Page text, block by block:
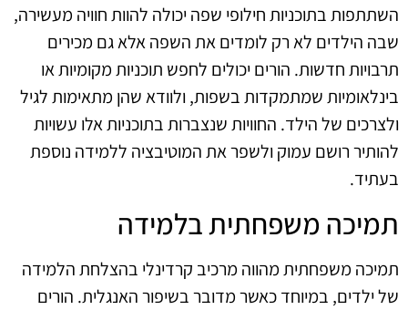
השתתפות בתוכניות חילופי שפה יכולה להוות חוויה מעשירה,
שבה הילדים לא רק לומדים את השפה אלא גם מכירים
תרבויות חדשות. הורים יכולים לחפש תוכניות מקומיות או
בינלאומיות שמתמקדות בשפות, ולוודא שהן מתאימות לגיל
ולצרכים של הילד. החוויות שנצברות בתוכניות אלו עשויות
להותיר רושם עמוק ולשפר את המוטיבציה ללמידה נוספת
בעתיד.
תמיכה משפחתית בלמידה
תמיכה משפחתית מהווה מרכיב קרדינלי בהצלחת הלמידה
של ילדים, במיוחד כאשר מדובר בשיפור האנגלית. הורים